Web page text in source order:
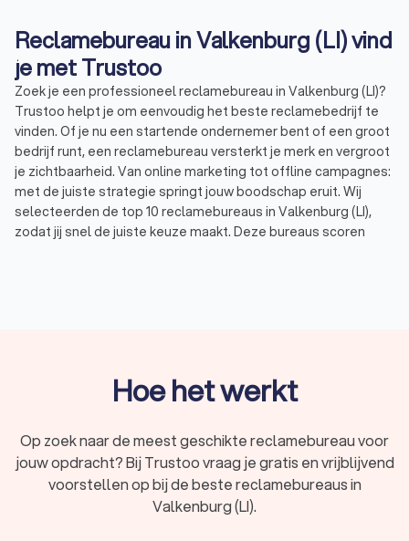
Reclamebureau in Valkenburg (LI) vind
je met Trustoo
Zoek je een professioneel reclamebureau in Valkenburg (LI)?
Trustoo helpt je om eenvoudig het beste reclamebedrijf te
vinden. Of je nu een startende ondernemer bent of een groot
bedrijf runt, een reclamebureau versterkt je merk en vergroot
je zichtbaarheid. Van online marketing tot offline campagnes:
met de juiste strategie springt jouw boodschap eruit. Wij
selecteerden de top 10 reclamebureaus in Valkenburg (LI),
zodat jij snel de juiste keuze maakt. Deze bureaus scoren
reclamecampagnes uit voor bedrijven en organisaties. Wil je
een nieuw product lanceren, je naamsbekendheid vergroten
reclamebureau je met de juiste strategie. De beste bureaus
in Valkenburg (LI) combineren creativiteit met data en
technologie om effectieve campagnes te ontwikkelen.
Hoe het werkt
Op zoek naar de meest geschikte reclamebureau voor
jouw opdracht? Bij Trustoo vraag je gratis en vrijblijvend
voorstellen op bij de beste reclamebureaus in
Valkenburg (LI).